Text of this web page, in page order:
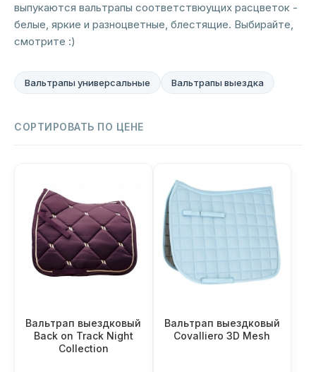
выпукаются вальтрапы соответствюущих расцветок -
белые, яркие и разноцветные, блестящие. Выбирайте,
смотрите :)
Вальтрапы универсальные Вальтрапы выездка
СОРТИРОВАТЬ ПО ЦЕНЕ
Вальтрап выездковый
Back on Track Night
Collection
Вальтрап выездковый
Covalliero 3D Mesh